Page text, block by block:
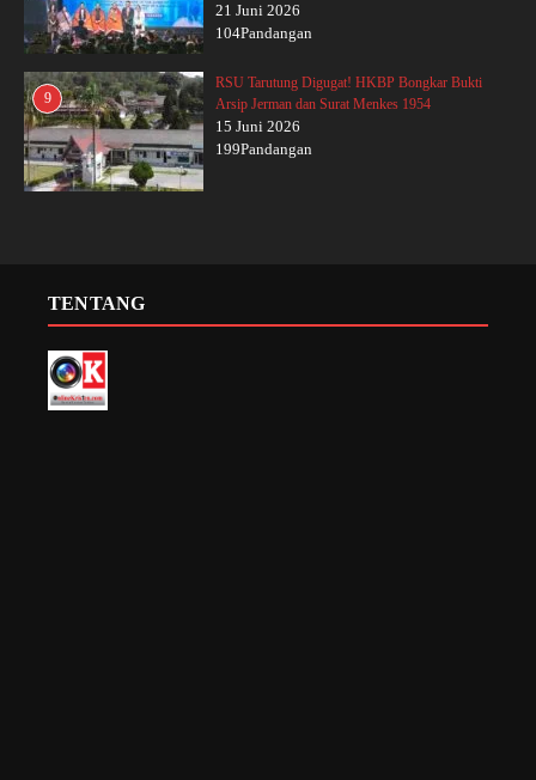
21 Juni 2026
104Pandangan
9
RSU Tarutung Digugat! HKBP Bongkar Bukti
Arsip Jerman dan Surat Menkes 1954
15 Juni 2026
199Pandangan
TENTANG